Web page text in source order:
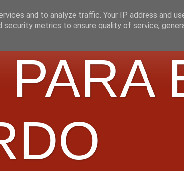
and to analyze traffic. Your IP address and
security metrics to ensure quality of service,